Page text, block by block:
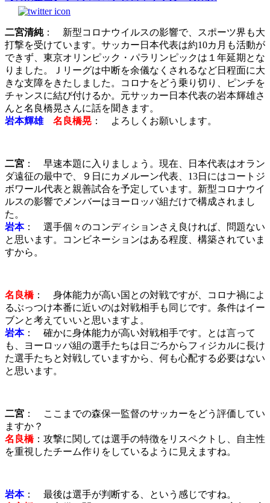
二宮清純： 新型コロナウイルスの影響で、スポーツ界も大
打撃を受けています。サッカー日本代表は約10カ月も活動が
できず、東京オリンピック・パラリンピックは１年延期とな
りました。Ｊリーグは中断を余儀なくされるなど日程面に大
きな支障をきたしました。コロナをどう乗り切り、ピンチを
チャンスに結び付けるか。元サッカー日本代表の岩本輝雄さ
んと名良橋晃さんに話を聞きます。
岩本輝雄 名良橋晃 ： よろしくお願いします。
二宮 ： 早速本題に入りましょう。現在、日本代表はオラン
ダ遠征の最中で、９日にカメルーン代表、13日にはコートジ
ボワール代表と親善試合を予定しています。新型コロナウイ
ルスの影響でメンバーはヨーロッパ組だけで構成されまし
た。
岩本： 選手個々のコンディションさえ良ければ、問題ない
と思います。コンビネーションはある程度、構築されていま
すから。
名良橋： 身体能力が高い国との対戦ですが、コロナ禍によ
るぶっつけ本番に近いのは対戦相手も同じです。条件はイー
ブンと考えていいと思いますよ。
岩本： 確かに身体能力が高い対戦相手です。とは言って
も、ヨーロッパ組の選手たちは日ごろからフィジカルに長け
た選手たちと対戦していますから、何も心配する必要はない
と思います。
二宮 ： ここまでの森保一監督のサッカーをどう評価してい
ますか？
名良橋：攻撃に関しては選手の特徴をリスペクトし、自主性
を重視したチーム作りをしているように見えますね。
岩本： 最後は選手が判断する、という感じですね。